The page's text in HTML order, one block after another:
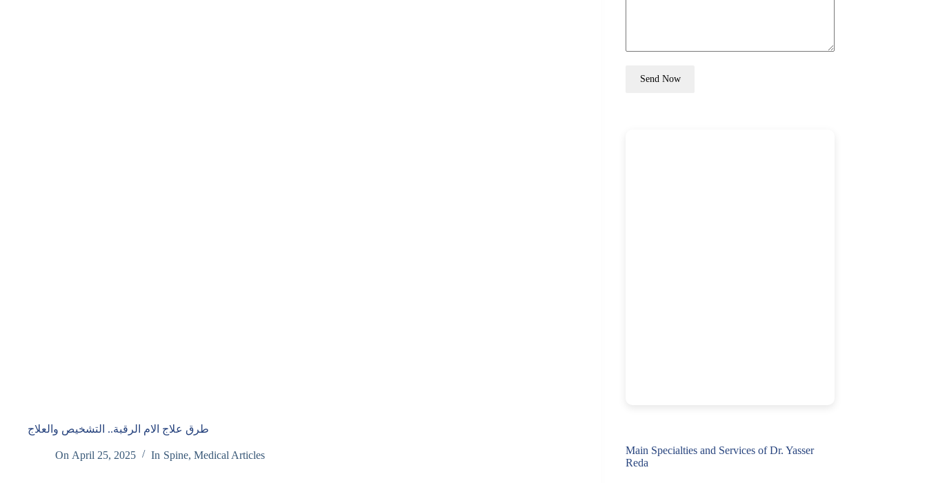
طرق علاج الام الرقبة.. التشخيص والعلاج
On April 25, 2025 In Spine, Medical Articles
Send Now
Main Specialties and Services of Dr. Yasser
Reda